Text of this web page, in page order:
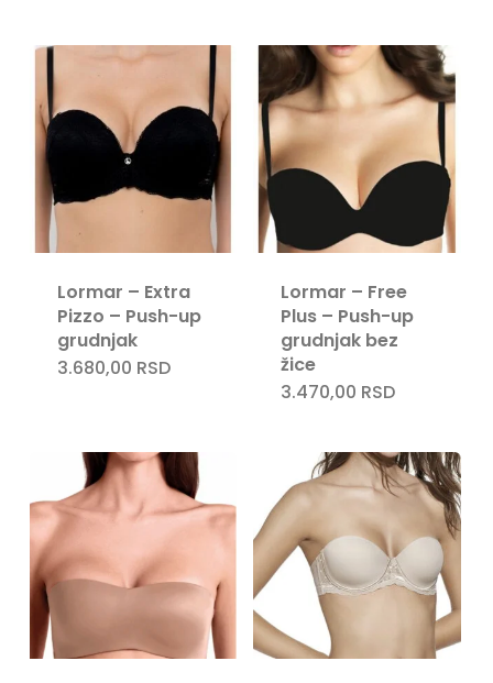
Lormar – Extra
Pizzo – Push-up
grudnjak
3.680,00 RSD
Lormar – Free
Plus – Push-up
grudnjak bez
žice
3.470,00 RSD